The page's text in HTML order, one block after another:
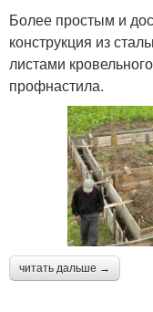
Более простым и
конструкция из
листами
профнастила.
читать дальше →